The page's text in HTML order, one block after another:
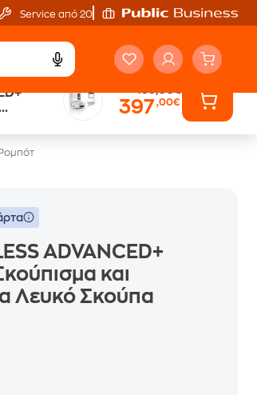
Service από 20'
397,00€
επιστροφή €
ADVANCED+
και
Λευκό Σκούπα